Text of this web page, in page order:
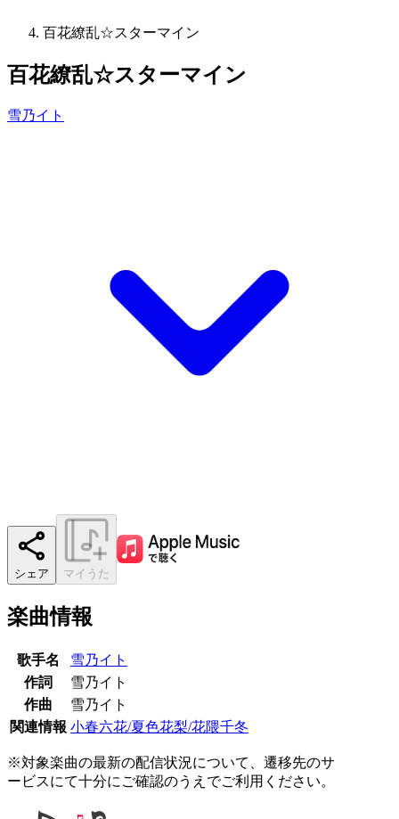
百花繚乱☆スターマイン
百花繚乱☆スターマイン
雪乃イト
シェア マイうた
楽曲情報
歌手名
雪乃イト
作詞
雪乃イト
作曲
雪乃イト
関連情報 小春六花/夏色花梨/花隈千冬
※対象楽曲の最新の配信状況について、遷移先のサ
ービスにて十分にご確認のうえでご利用ください。